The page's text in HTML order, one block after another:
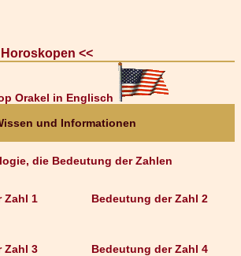
<<
Orakel in Englisch
und Informationen
die Bedeutung der Zahlen
Zahl 1
Zahl 3
Bedeutung der Zahl 2
Bedeutung der Zahl 4